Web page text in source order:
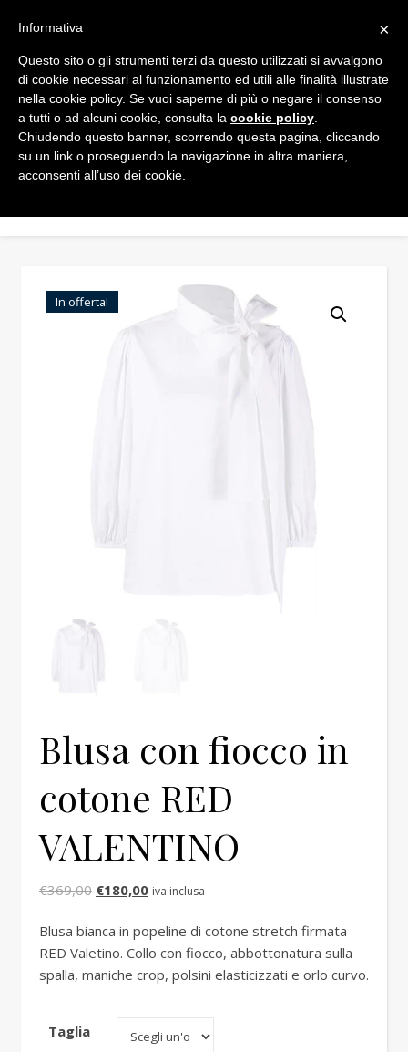
In offerta!
Blusa con fiocco in
cotone RED
VALENTINO
€369,00 Il prezzo originale era: €369,00.
€180,00Il prezzo attuale è: €180,00.
iva inclusa
Blusa bianca in popeline di cotone stretch firmata
RED Valetino. Collo con fiocco, abbottonatura sulla
spalla, maniche crop, polsini elasticizzati e orlo curvo.
Taglia
×
Informativa
Questo sito o gli strumenti terzi da questo utilizzati si avvalgono
di cookie necessari al funzionamento ed utili alle finalità illustrate
nella cookie policy. Se vuoi saperne di più o negare il consenso
a tutti o ad alcuni cookie, consulta la cookie policy
Chiudendo questo banner, scorrendo questa pagina, cliccando
su un link o proseguendo la navigazione in altra maniera,
acconsenti all’uso dei cookie.